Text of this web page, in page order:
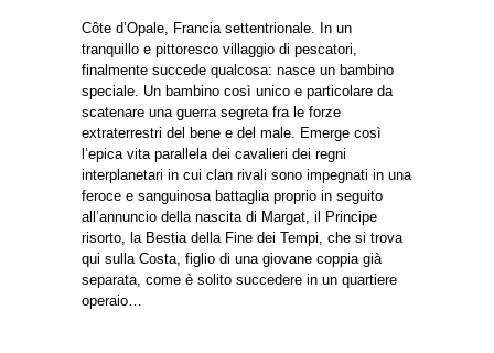
Côte d’Opale, Francia settentrionale. In un
tranquillo e pittoresco villaggio di pescatori,
finalmente succede qualcosa: nasce un bambino
speciale. Un bambino così unico e particolare da
scatenare una guerra segreta fra le forze
extraterrestri del bene e del male. Emerge così
l’epica vita parallela dei cavalieri dei regni
interplanetari in cui clan rivali sono impegnati in una
feroce e sanguinosa battaglia proprio in seguito
all’annuncio della nascita di Margat, il Principe
risorto, la Bestia della Fine dei Tempi, che si trova
qui sulla Costa, figlio di una giovane coppia già
separata, come è solito succedere in un quartiere
operaio…